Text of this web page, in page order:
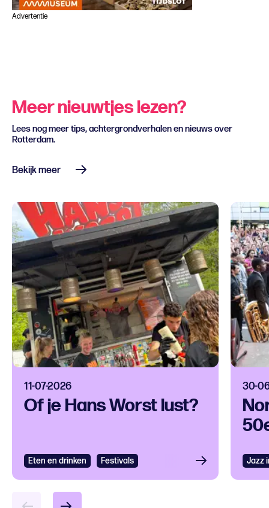
Advertentie
Meer nieuwtjes lezen?
Lees nog meer tips, achtergrondverhalen en nieuws over
Rotterdam.
Bekijk meer
11-07-2026
Of je Hans Worst lust?
Eten en drinken Festivals
30-
Jazz
Bekijken